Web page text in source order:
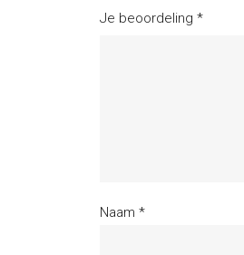
Je beoordeling *
Naam *